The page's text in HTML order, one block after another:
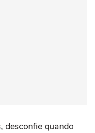
desconfie quando